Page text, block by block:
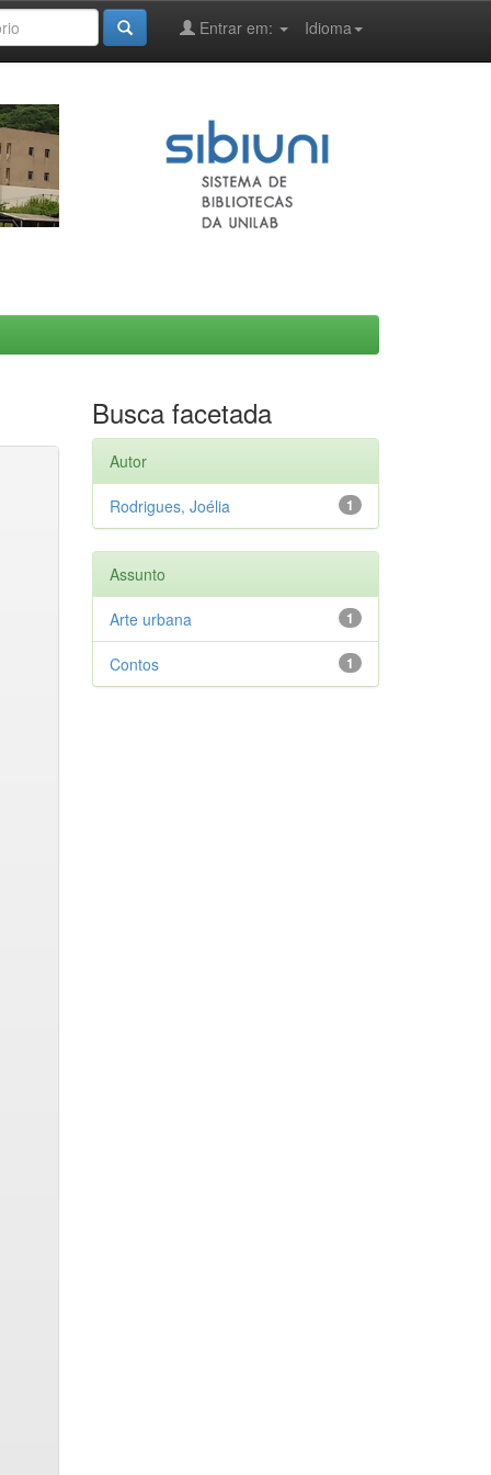
Idioma
Entrar em:
Busca facetada
Autor
1
Rodrigues, Joélia
Assunto
1
Arte urbana
1
Contos